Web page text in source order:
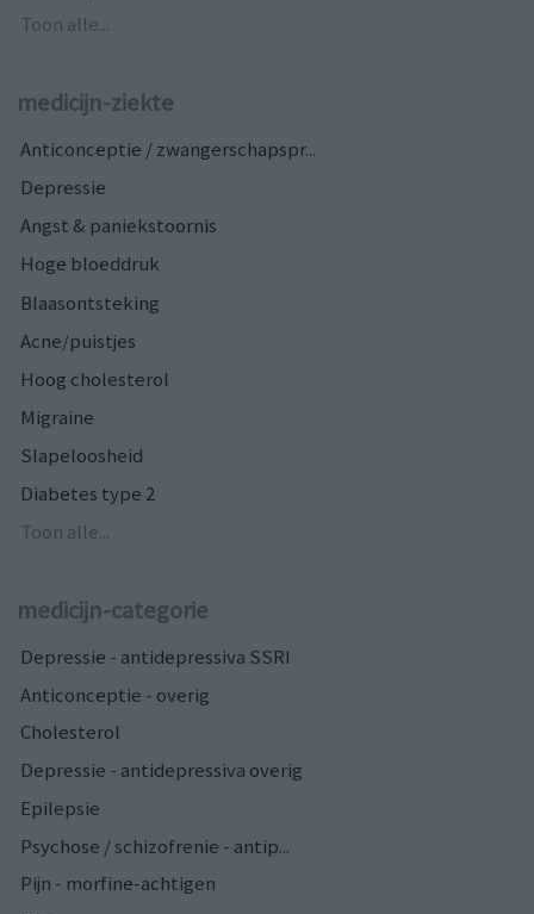
Toon alle...
medicijn-ziekte
Anticonceptie / zwangerschapspr...
Depressie
Angst & paniekstoornis
Hoge bloeddruk
Blaasontsteking
Acne/puistjes
Hoog cholesterol
Migraine
Slapeloosheid
Diabetes type 2
Toon alle...
medicijn-categorie
Depressie - antidepressiva SSRI
Anticonceptie - overig
Cholesterol
Depressie - antidepressiva overig
Epilepsie
Psychose / schizofrenie - antip...
Pijn - morfine-achtigen